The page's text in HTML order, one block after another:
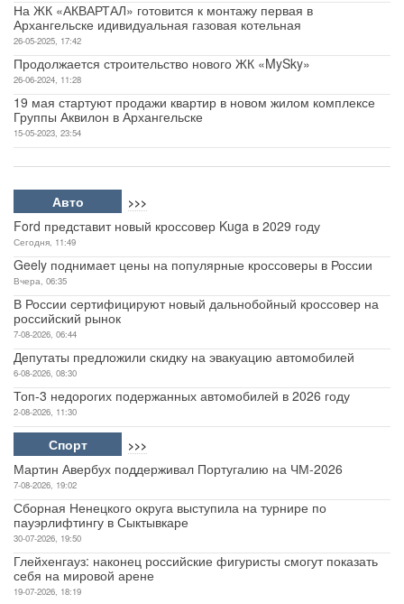
На ЖК «АКВАРТАЛ» готовится к монтажу первая в
Архангельске идивидуальная газовая котельная
26-05-2025, 17:42
Продолжается строительство нового ЖК «MySky»
26-06-2024, 11:28
19 мая стартуют продажи квартир в новом жилом комплексе
Группы Аквилон в Архангельске
15-05-2023, 23:54
Авто >>>
Ford представит новый кроссовер Kuga в 2029 году
Сегодня, 11:49
Geely поднимает цены на популярные кроссоверы в России
Вчера, 06:35
В России сертифицируют новый дальнобойный кроссовер на
российский рынок
7-08-2026, 06:44
Депутаты предложили скидку на эвакуацию автомобилей
6-08-2026, 08:30
Топ-3 недорогих подержанных автомобилей в 2026 году
2-08-2026, 11:30
Спорт >>>
Мартин Авербух поддерживал Португалию на ЧМ-2026
7-08-2026, 19:02
Сборная Ненецкого округа выступила на турнире по
пауэрлифтингу в Сыктывкаре
30-07-2026, 19:50
Глейхенгауз: наконец российские фигуристы смогут показать
себя на мировой арене
19-07-2026, 18:19